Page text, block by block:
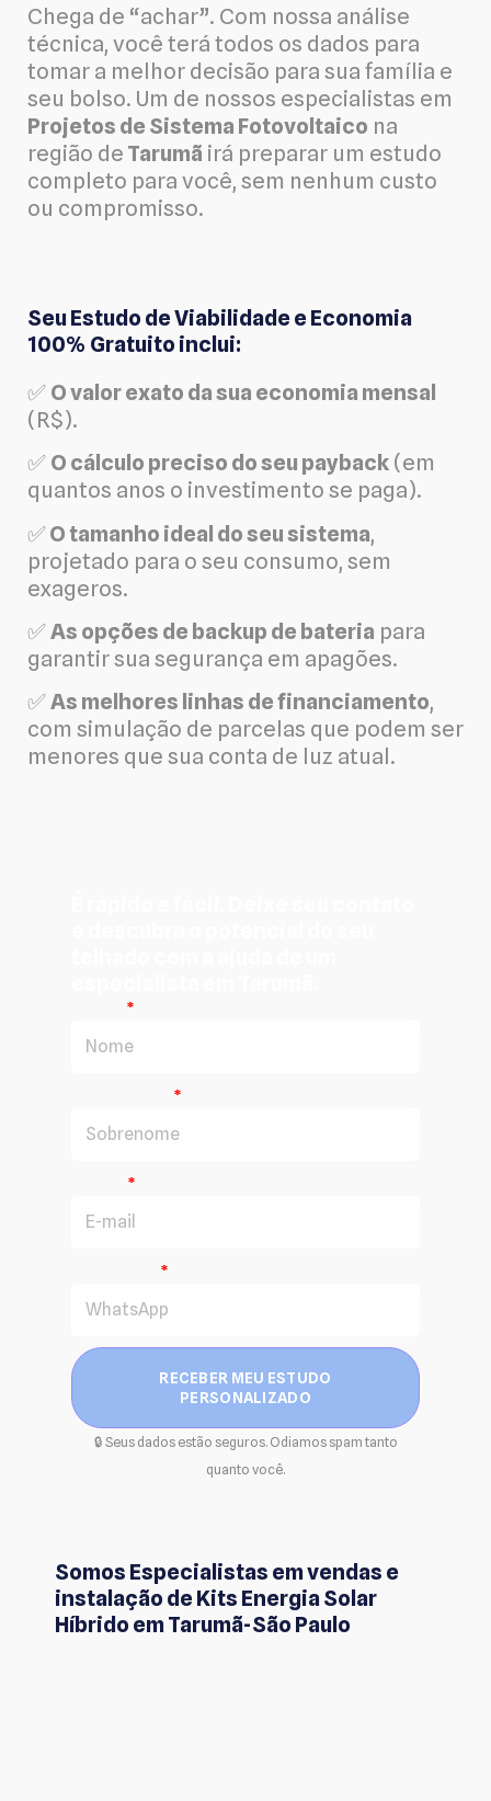
Chega de “achar”. Com nossa análise
técnica, você terá todos os dados para
tomar a melhor decisão para sua família e
seu bolso. Um de nossos especialistas em
Projetos de Sistema Fotovoltaico na
região de Tarumã irá preparar um estudo
completo para você, sem nenhum custo
ou compromisso.
Seu Estudo de Viabilidade e Economia
100% Gratuito inclui:
✅ O valor exato da sua economia mensal
(R$).
✅ O cálculo preciso do seu payback (em
quantos anos o investimento se paga).
✅O tamanho ideal do seu sistema,
projetado para o seu consumo, sem
exageros.
✅As opções de backup de bateria para
garantir sua segurança em apagões.
✅As melhores linhas de financiamento,
com simulação de parcelas que podem ser
menores que sua conta de luz atual.
Somos Especialistas em vendas e
instalação de Kits Energia Solar
Híbrido em Tarumã-São Paulo
RECEBER MEU ESTUDO
PERSONALIZADO
🔒 Seus dados estão seguros. Odiamos spam tanto
quanto você.